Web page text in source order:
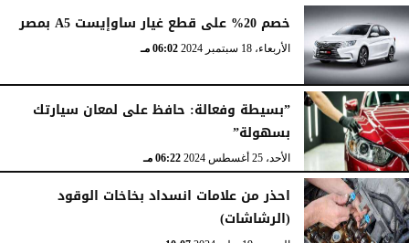
خصم 20% على قطع غيار ساوإيست A5 بمصر
الأربعاء، 18 سبتمبر 2024 06:02 مـ
”بسيطة وفعالة: حافظ على لمعان سيارتك
بسهولة”
الأحد، 25 أغسطس 2024 06:22 مـ
احذر من علامات انسداد بخاخات الوقود
(الرشاشات)